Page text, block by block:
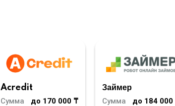
Acredit
Сумма
до 170 000 ₸
Займер
Сумма
до 184 000